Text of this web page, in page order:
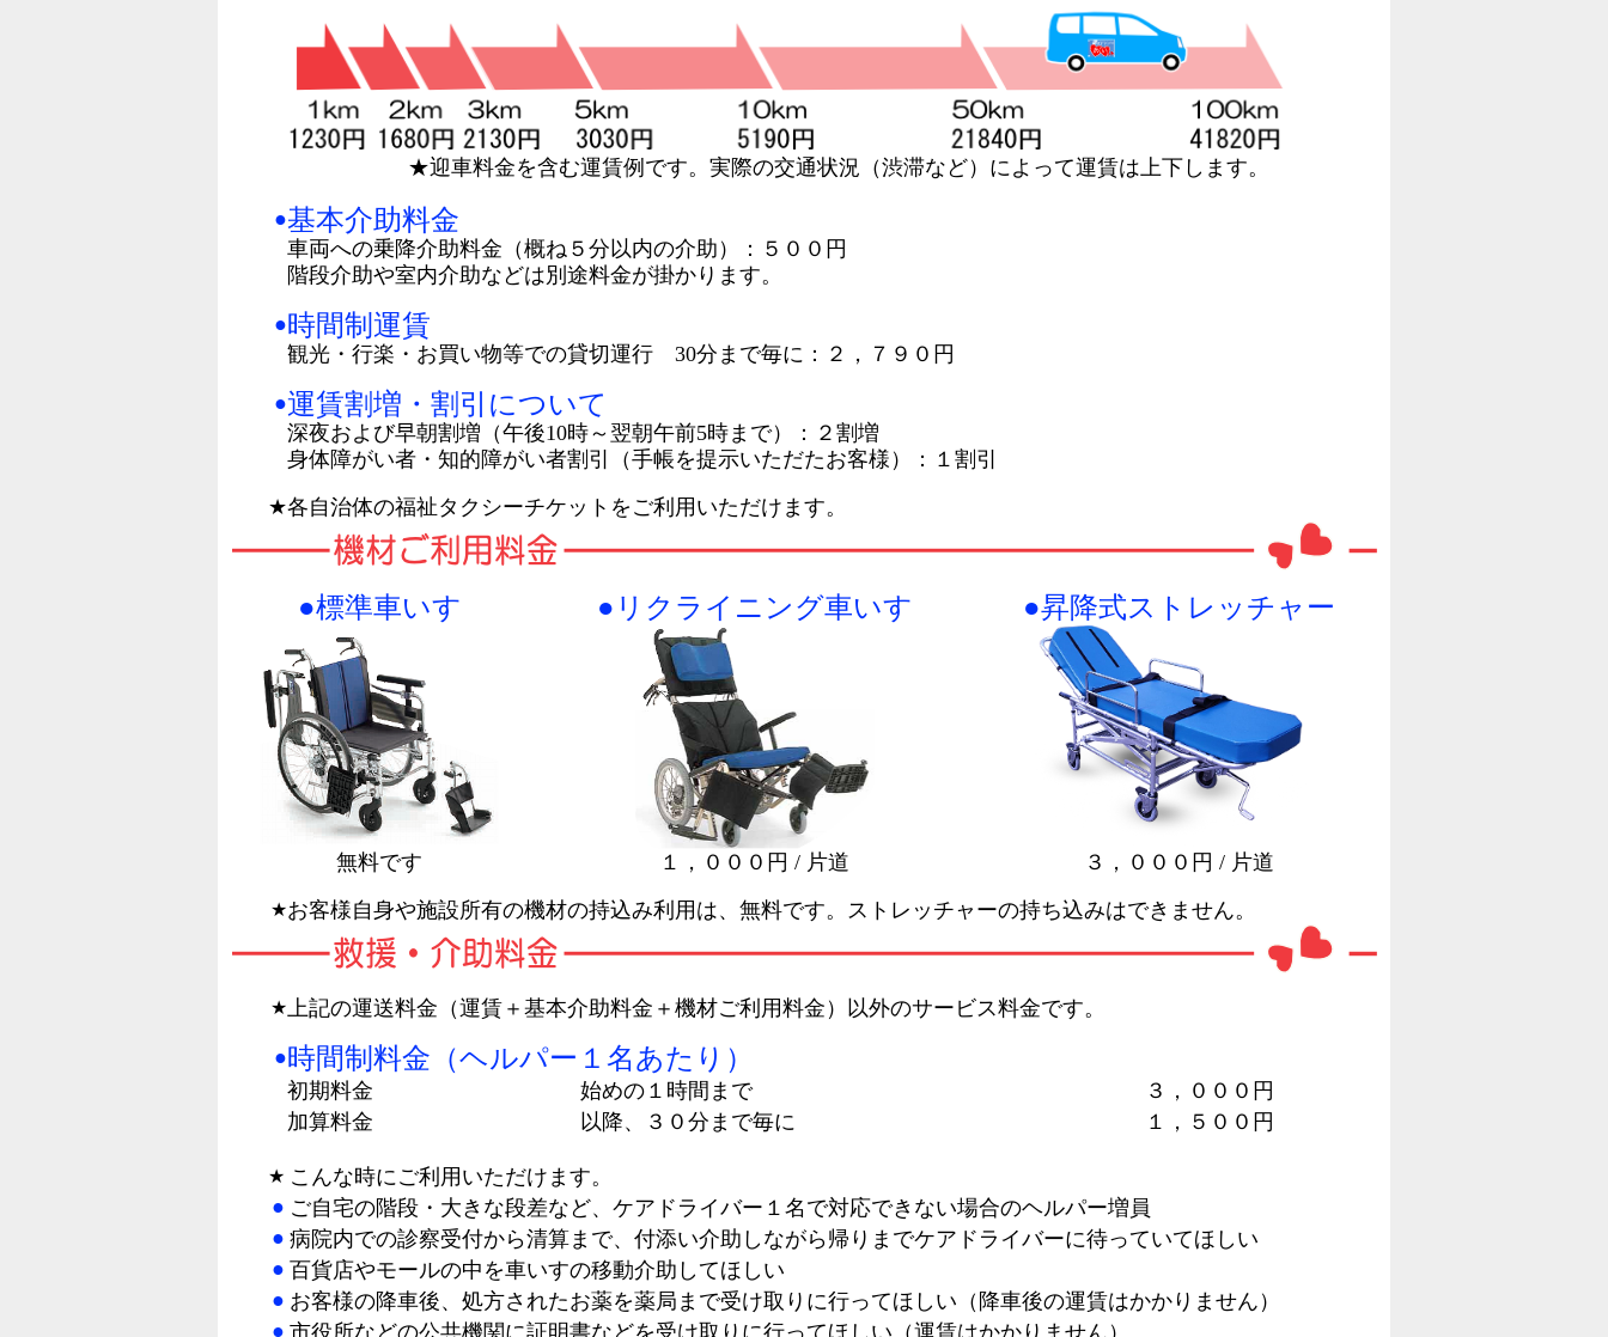
★迎車料金を含む運賃例です。実際の交通状況（渋滞など）によって運賃は上下します。
●基本介助料金
車両への乗降介助料金（概ね５分以内の介助）：５００円
階段介助や室内介助などは別途料金が掛かります。
●時間制運賃
観光・行楽・お買い物等での貸切運行 30分まで毎に：２，７９０円
●運賃割増・割引について
深夜および早朝割増（午後10時～翌朝午前5時まで）：２割増
身体障がい者・知的障がい者割引（手帳を提示いただたお客様）：１割引
★各自治体の福祉タクシーチケットをご利用いただけます。
●標準車いす ●リクライニング車いす ●昇降式ストレッチャー
無料です １，０００円 / 片道 ３，０００円 / 片道
★お客様自身や施設所有の機材の持込み利用は、無料です。ストレッチャーの持ち込みはできません。
★上記の運送料金（運賃＋基本介助料金＋機材ご利用料金）以外のサービス料金です。
●時間制料金（ヘルパー１名あたり）
初期料金 始めの１時間まで
３，０００円
加算料金
以降、３０分まで毎に １，５００円
★ こんな時にご利用いただけます。
● ご自宅の階段・大きな段差など、ケアドライバー１名で対応できない場合のヘルパー増員
● 病院内での診察受付から清算まで、付添い介助しながら帰りまでケアドライバーに待っていてほしい
● 百貨店やモールの中を車いすの移動介助してほしい
● お客様の降車後、処方されたお薬を薬局まで受け取りに行ってほしい（降車後の運賃はかかりません）
● 市役所などの公共機関に証明書などを受け取りに行ってほしい（運賃はかかりません）